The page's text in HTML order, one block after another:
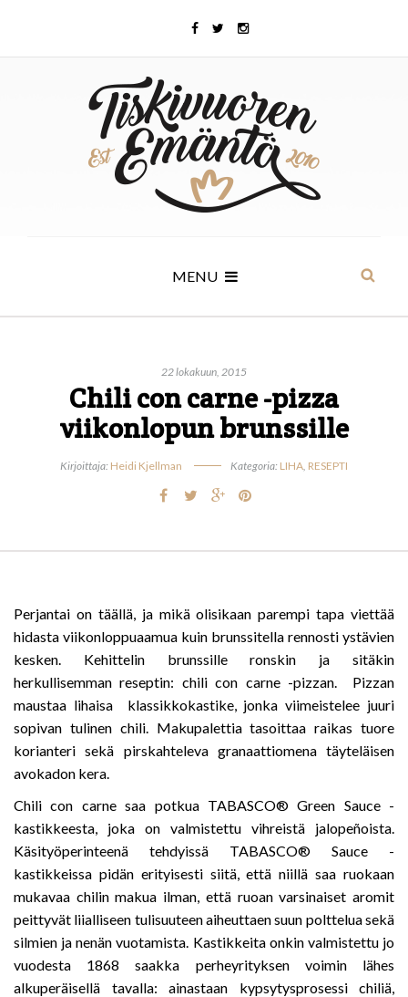
MENU
22 lokakuun, 2015
Chili con carne -pizza
viikonlopun brunssille
Kirjoittaja: Heidi Kjellman Kategoria: LIHA, RESEPTI
Perjantai on täällä, ja mikä olisikaan parempi tapa viettää
hidasta viikonloppuaamua kuin brunssitella rennosti ystävien
kesken. Kehittelin brunssille ronskin ja sitäkin
herkullisemman reseptin: chili con carne -pizzan. Pizzan
maustaa lihaisa klassikkokastike, jonka viimeistelee juuri
sopivan tulinen chili. Makupalettia tasoittaa raikas tuore
korianteri sekä pirskahteleva granaattiomena täyteläisen
avokadon kera.
Chili con carne saa potkua TABASCO® Green Sauce -
kastikkeesta, joka on valmistettu vihreistä jalopeñoista.
Käsityöperinteenä tehdyissä TABASCO® Sauce -
kastikkeissa pidän erityisesti siitä, että niillä saa ruokaan
mukavaa chilin makua ilman, että ruoan varsinaiset aromit
peittyvät liialliseen tulisuuteen aiheuttaen suun polttelua sekä
silmien ja nenän vuotamista. Kastikkeita onkin valmistettu jo
vuodesta 1868 saakka perheyrityksen voimin lähes
alkuperäisellä tavalla: ainastaan kypsytysprosessi chiliä,